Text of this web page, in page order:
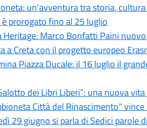
un'avventura tra storia,
prorogato fino al 25 luglio
Heritage: Marco Bonfatti Paini
a Creta con il progetto europeo
Piazza Ducale: il 16 luglio il
dei Libri Liberi”: una nuova
Città del Rinascimento"
29 giugno si parla di Sedici parole